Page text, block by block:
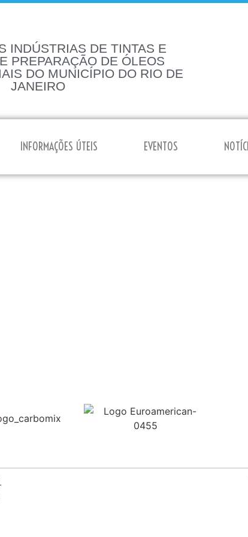
INDÚSTRIAS DE TINTAS E
PREPARAÇÃO DE ÓLEOS
DO MUNICÍPIO DO RIO DE
JANEIRO
INFORMAÇÕES ÚTEIS EVENTOS